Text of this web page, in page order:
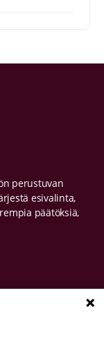
perustuvan
esivalinta,
päätöksiä,